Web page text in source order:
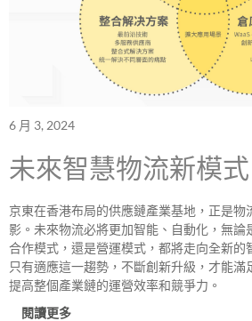
6 月 3, 2024
未來智慧物流新模式
京東在香港布局的供應鏈產業基地，正是物
影。未來物流必將更加智能、自動化，無論
合作模式，還是營運模式，都將走向全新的
只有適應這一趨勢，不斷創新升級，才能滿
提高整個產業鏈的運營效率和競爭力。
閱讀更多